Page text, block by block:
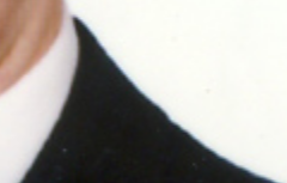
działała jak
najlepiej
podczas twojego
przejścia na nią.
Jeśli odrzucisz
te pliki cookie,
niektóre funkcje
znikną ze strony